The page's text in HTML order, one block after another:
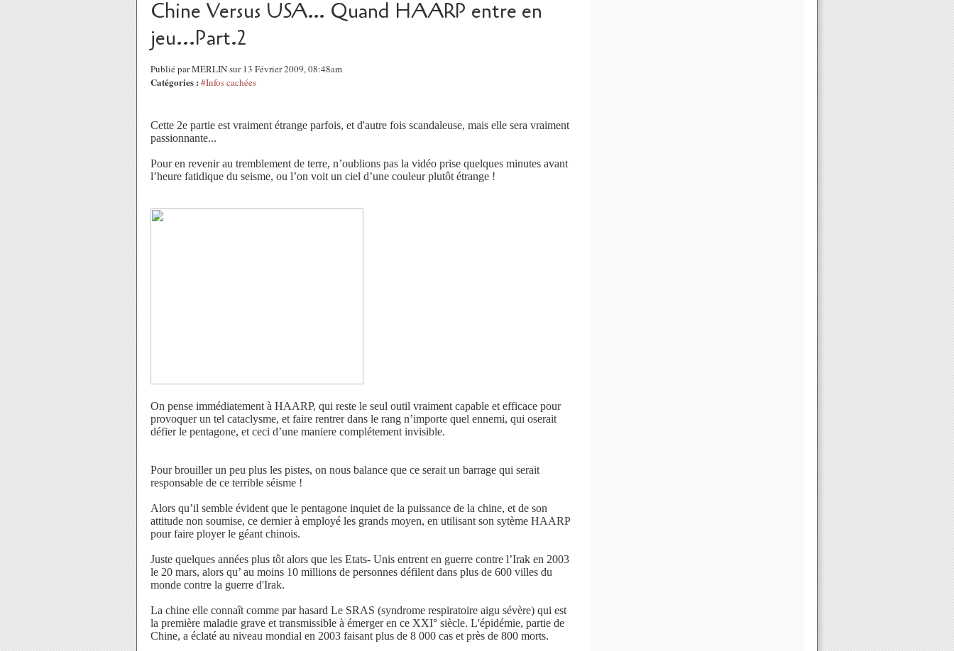
Chine Versus USA… Quand HAARP entre en
jeu...Part.2
Publié par MERLIN sur 13 Février 2009, 08:48am
Catégories : #Infos cachées
Cette 2e partie est vraiment étrange parfois, et d'autre fois scandaleuse, mais elle sera vraiment
passionnante...
Pour en revenir au tremblement de terre, n’oublions pas la vidéo prise quelques minutes avant
l’heure fatidique du seisme, ou l’on voit un ciel d’une couleur plutôt étrange !
On pense immédiatement à HAARP, qui reste le seul outil vraiment capable et efficace pour
provoquer un tel cataclysme, et faire rentrer dans le rang n’importe quel ennemi, qui oserait
défier le pentagone, et ceci d’une maniere complétement invisible.
Pour brouiller un peu plus les pistes, on nous balance que ce serait un barrage qui serait
responsable de ce terrible séisme !
Alors qu’il semble évident que le pentagone inquiet de la puissance de la chine, et de son
attitude non soumise, ce dernier à employé les grands moyen, en utilisant son sytème HAARP
pour faire ployer le géant chinois.
Juste quelques années plus tôt alors que les Etats- Unis entrent en guerre contre l’Irak en 2003
le 20 mars, alors qu’ au moins 10 millions de personnes défilent dans plus de 600 villes du
monde contre la guerre d'Irak.
La chine elle connaît comme par hasard Le SRAS (syndrome respiratoire aigu sévère) qui est
la première maladie grave et transmissible à émerger en ce XXI° siècle. L'épidémie, partie de
Chine, a éclaté au niveau mondial en 2003 faisant plus de 8 000 cas et près de 800 morts.